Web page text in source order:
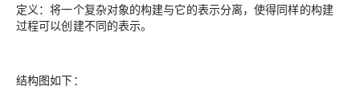
定义：将一个复杂对象的构建与它的表示分离，使得同样的构建
过程可以创建不同的表示。
结构图如下：